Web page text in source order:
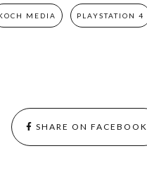
MEDIA PLAYSTATION 4
SHARE ON FACEBOOK